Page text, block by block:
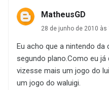
MatheusGD
28 de junho de 2010 às
Eu acho que a nintendo da
segundo plano.Como eu já
vizesse mais um jogo do
um jogo do waluigi.